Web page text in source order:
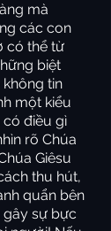
mà
các con
có thể từ
biệt
tin
một kiểu
có điều gì
rõ Chúa
Giêsu
thu hút,
quẩn bên
gây sự bực